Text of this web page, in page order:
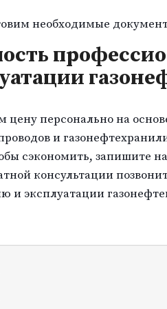
необходимые
цену персонально на
и
сэкономить, запишите
консультации
и эксплуатации